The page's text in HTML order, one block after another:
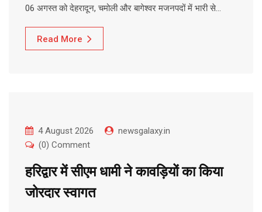
06 अगस्त को देहरादून, चमोली और बागेश्वर मजनपदों में भारी से…
Read More
4 August 2026
newsgalaxy.in
(0) Comment
हरिद्वार में सीएम धामी ने कावड़ियों का किया
जोरदार स्वागत